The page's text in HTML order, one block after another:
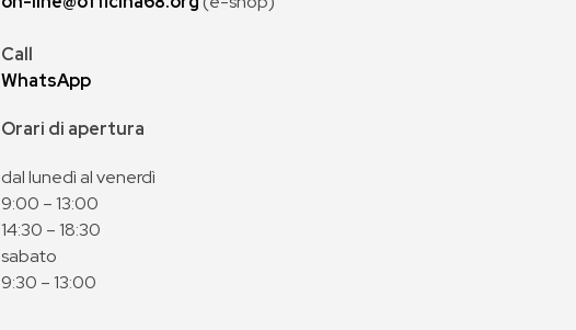
Call
WhatsApp
Orari di apertura
dal lunedì al venerdì
9:00 – 13:00
14:30 – 18:30
sabato
9:30 – 13:00